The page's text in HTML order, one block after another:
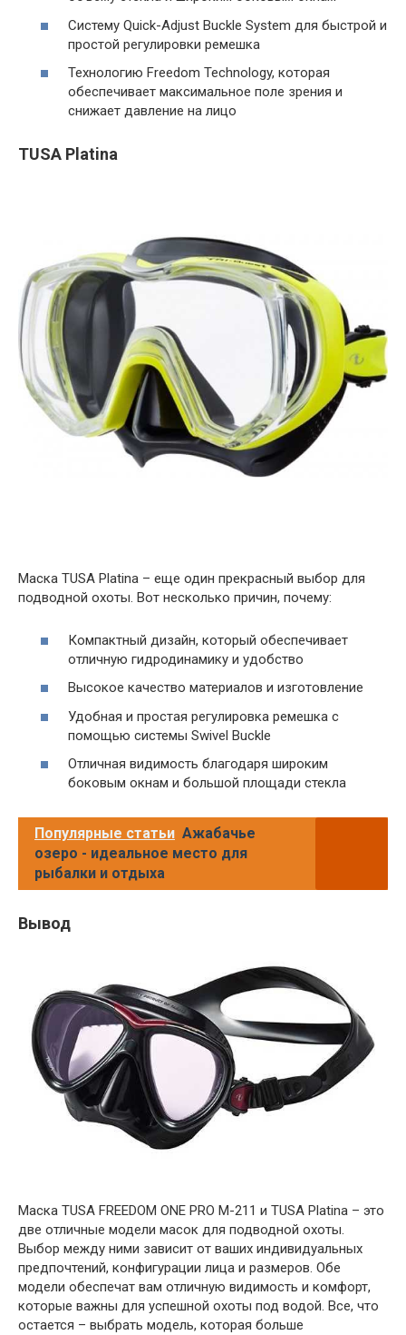
Систему Quick-Adjust Buckle System для быстрой и
простой регулировки ремешка
Технологию Freedom Technology, которая
обеспечивает максимальное поле зрения и
снижает давление на лицо
TUSA Platina
Маска TUSA Platina – еще один прекрасный выбор для
подводной охоты. Вот несколько причин, почему:
Компактный дизайн, который обеспечивает
отличную гидродинамику и удобство
Высокое качество материалов и изготовление
Удобная и простая регулировка ремешка с
помощью системы Swivel Buckle
Отличная видимость благодаря широким
боковым окнам и большой площади стекла
Популярные статьи Ажабачье
озеро - идеальное место для
рыбалки и отдыха
Вывод
Маска TUSA FREEDOM ONE PRO M-211 и TUSA Platina – это
две отличные модели масок для подводной охоты.
Выбор между ними зависит от ваших индивидуальных
предпочтений, конфигурации лица и размеров. Обе
модели обеспечат вам отличную видимость и комфорт,
которые важны для успешной охоты под водой. Все, что
остается – выбрать модель, которая больше